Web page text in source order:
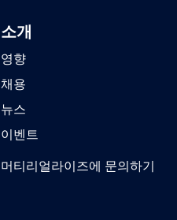
소개
영향
채용
뉴스
이벤트
머티리얼라이즈에 문의하기